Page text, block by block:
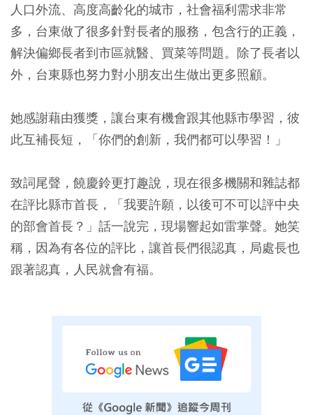
人口外流、高度高齡化的城市，社會福利需求非常
多，台東做了很多針對長者的服務，包含行的正義，
解決偏鄉長者到市區就醫、買菜等問題。除了長者以
外，台東縣也努力對小朋友出生做出更多照顧。
她感謝藉由獲獎，讓台東有機會跟其他縣市學習，彼
此互補長短，「你們的創新，我們都可以學習！」
致詞尾聲，饒慶鈴更打趣說，現在很多機關和雜誌都
在評比縣市首長，「我要許願，以後可不可以評中央
的部會首長？」話一說完，現場響起如雷掌聲。她笑
稱，因為有各位的評比，讓首長們很認真，局處長也
跟著認真，人民就會有福。